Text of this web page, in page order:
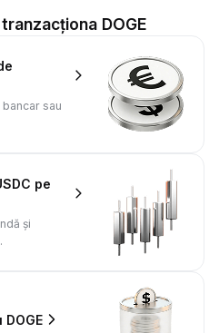
DOGE
sau
pe
și